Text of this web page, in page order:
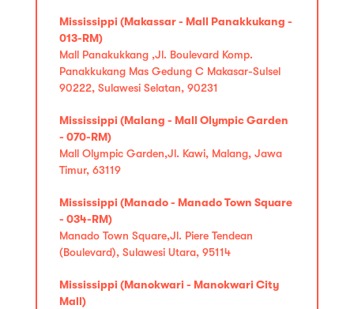
Mississippi (Makassar - Mall Panakkukang -
013-RM)
Mall Panakukkang ,Jl. Boulevard Komp.
Panakkukang Mas Gedung C Makasar-Sulsel
90222, Sulawesi Selatan, 90231
Mississippi (Malang - Mall Olympic Garden
- 070-RM)
Mall Olympic Garden,Jl. Kawi, Malang, Jawa
Timur, 63119
Mississippi (Manado - Manado Town Square
- 034-RM)
Manado Town Square,Jl. Piere Tendean
(Boulevard), Sulawesi Utara, 95114
Mississippi (Manokwari - Manokwari City
Mall)